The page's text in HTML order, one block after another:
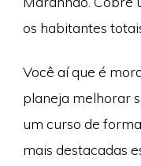
os habitantes
Você aí que é
planeja melhorar
um curso de
mais destacadas